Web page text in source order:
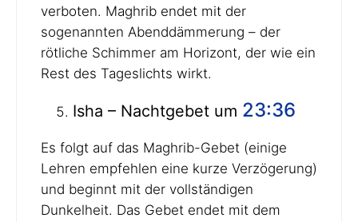
verboten. Maghrib endet mit der
sogenannten Abenddämmerung – der
rötliche Schimmer am Horizont, der wie ein
Rest des Tageslichts wirkt.
Isha – Nachtgebet um 23:36
Es folgt auf das Maghrib-Gebet (einige
Lehren empfehlen eine kurze Verzögerung)
und beginnt mit der vollständigen
Dunkelheit. Das Gebet endet mit dem